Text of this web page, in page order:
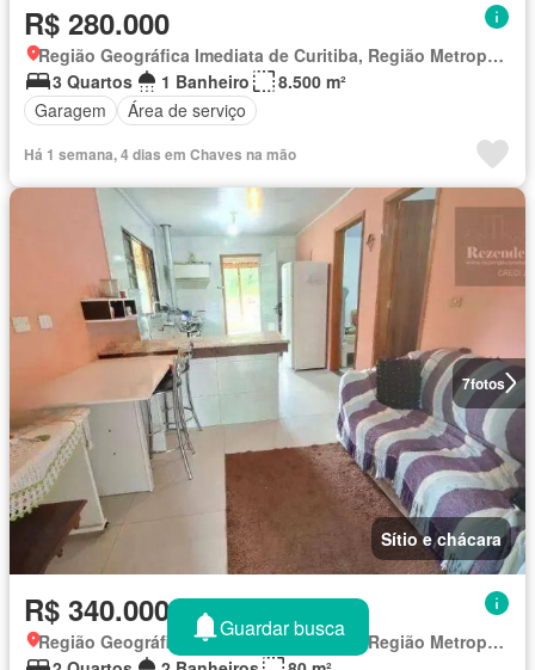
R$ 280.000
Região Geográfica Imediata de Curitiba, Região Metropolitana de Curitiba
3 Quartos
1 Banheiro
8.500 m²
Garagem
Área de serviço
Há 1 semana, 4 dias em Chaves na mão
7fotos
Sítio e chácara
R$ 340.000
Região Geográfica Imediata de Curitiba, Região Metropolitana de Curitiba
Guardar busca